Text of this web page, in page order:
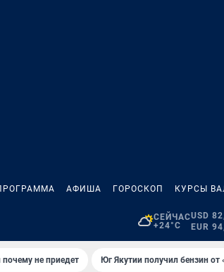
АФИША ГОРОСКОП КУРСЫ
СЕЙЧАС
+24°C
USD
EUR
не приедет Юг Якутии получил бензин от